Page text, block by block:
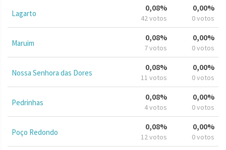
Lagarto
0,08%
42 votos
0,00%
0 votos
Maruim
0,08%
7 votos
0,00%
0 votos
Nossa Senhora das Dores
0,08%
11 votos
0,00%
0 votos
Pedrinhas
0,08%
4 votos
0,00%
0 votos
Poço Redondo
0,08%
12 votos
0,00%
0 votos